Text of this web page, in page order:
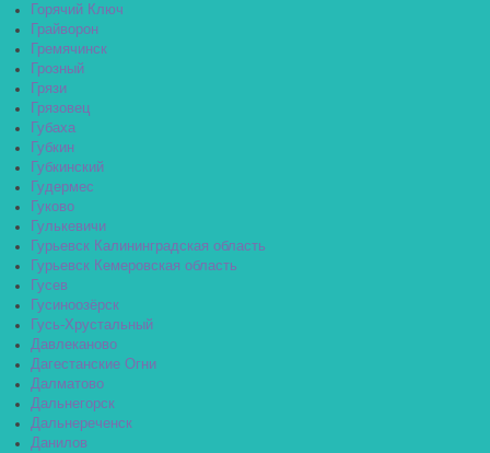
Горячий Ключ
Грайворон
Гремячинск
Грозный
Грязи
Грязовец
Губаха
Губкин
Губкинский
Гудермес
Гуково
Гулькевичи
Гурьевск Калининградская область
Гурьевск Кемеровская область
Гусев
Гусиноозёрск
Гусь-Хрустальный
Давлеканово
Дагестанские Огни
Далматово
Дальнегорск
Дальнереченск
Данилов